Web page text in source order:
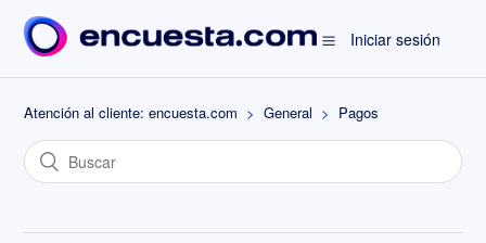
Iniciar sesión
Atención al cliente: encuesta.com General Pagos